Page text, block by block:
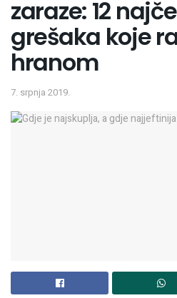
zaraze: 12
grešaka koje
hranom
7. srpnja 2019.